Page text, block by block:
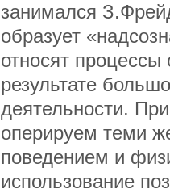
занимался
образует
относят процессы
результате
деятельности.
оперируем теми
поведением и
использование